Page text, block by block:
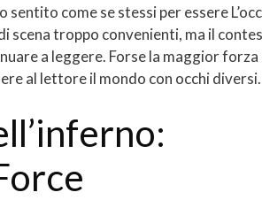
come se stessi per essere
scena troppo convenienti, ma il
a leggere. Forse la maggior forza
al lettore il mondo con occhi diversi.